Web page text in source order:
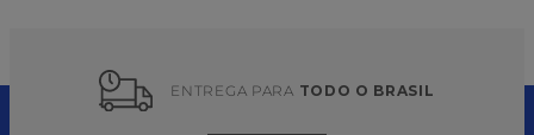
ENTREGA PARA TODO O BRASIL